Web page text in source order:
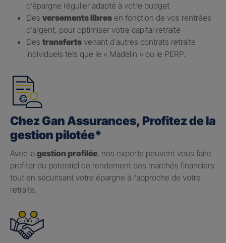
d’épargne régulier adapté à votre budget
Des versements libres en fonction de vos rentrées
d’argent, pour optimiser votre capital retraite
Des transferts venant d’autres contrats retraite
individuels tels que le « Madelin » ou le PERP.
Chez Gan Assurances, Profitez de la
gestion pilotée*
Avec la gestion profilée, nos experts peuvent vous faire
profiter du potentiel de rendement des marchés financiers
tout en sécurisant votre épargne à l’approche de votre
retraite.